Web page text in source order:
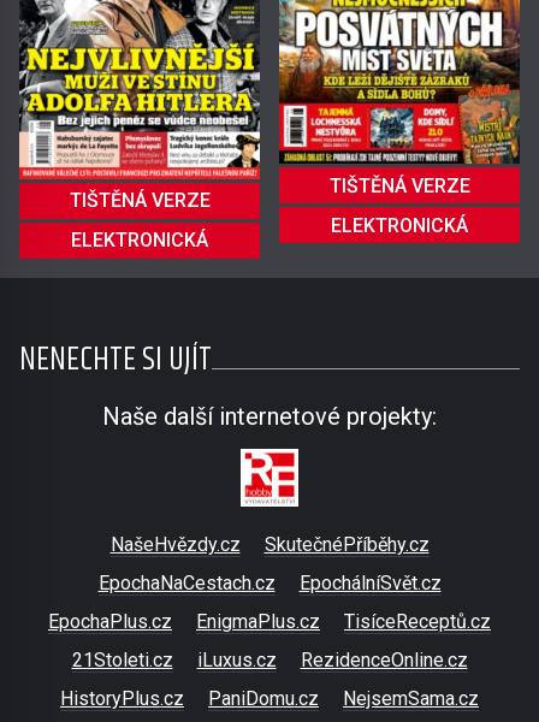
TIŠTĚNÁ VERZE
ELEKTRONICKÁ
TIŠTĚNÁ VERZE
ELEKTRONICKÁ
NENECHTE SI UJÍT
Naše další internetové projekty:
NašeHvězdy.cz
SkutečnéPříběhy.cz
EpochaNaCestach.cz
EpochálníSvět.cz
EpochaPlus.cz
EnigmaPlus.cz
TisíceReceptů.cz
21Stoleti.cz
iLuxus.cz
RezidenceOnline.cz
HistoryPlus.cz
PaniDomu.cz NejsemSama.cz